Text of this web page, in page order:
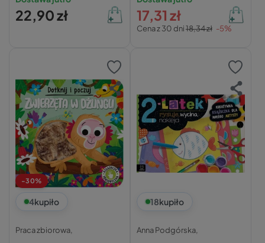
22,90 zł
Cena z 30 dni18,34 zł -5%
17,31 zł
-30%
4kupiło
Praca zbiorowa,
18kupiło
Anna Podgórska,